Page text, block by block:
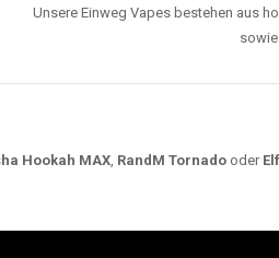
Unsere Einweg Vapes bestehen aus
Hookah MAX, RandM Tornado oder